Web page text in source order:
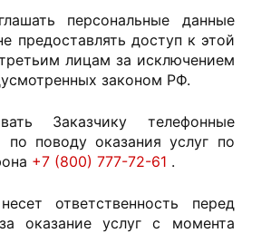
персональные данные
предоставлять доступ к этой
лицам за исключением
законом РФ.
Заказчику телефонные
по поводу оказания услуг по
+7 (800) 777-72-61 .
ответственность перед
оказание услуг с момента